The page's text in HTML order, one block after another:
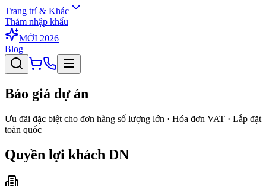
Trang trí & Khác
Thảm nhập khẩu
MỚI 2026
Blog
Báo giá dự án
Ưu đãi đặc biệt cho đơn hàng số lượng lớn · Hóa đơn VAT · Lắp đặt
toàn quốc
Quyền lợi khách DN